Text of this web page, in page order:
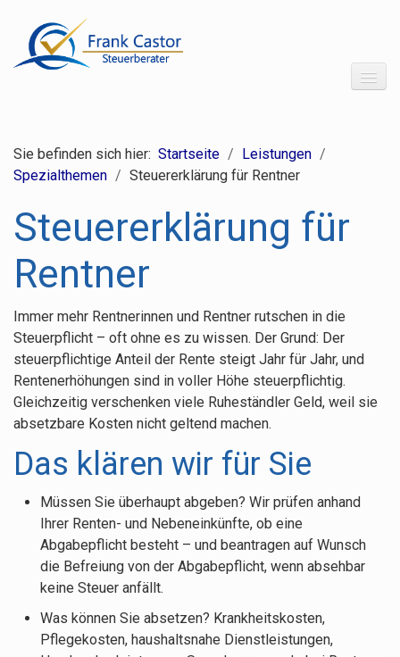
Über uns
Leistungsübersicht
Finanzbuchhaltung
Lohnbuchhaltung
Jahresabschluss
Steuererklärungen
Gestaltungsberatung
Betriebswirtschaftliche Beratung
English
Spezialthemen
Steuerberatung für Vereine
Photovoltaik
Steuererklärung für Rentner
Onlinehandel
Sie befinden sich hier: Startseite / Leistungen /
Spezialthemen / Steuererklärung für Rentner
Steuererklärung für
Rentner
Immer mehr Rentnerinnen und Rentner rutschen in die
Steuerpflicht – oft ohne es zu wissen. Der Grund: Der
steuerpflichtige Anteil der Rente steigt Jahr für Jahr, und
Rentenerhöhungen sind in voller Höhe steuerpflichtig.
Gleichzeitig verschenken viele Ruheständler Geld, weil sie
absetzbare Kosten nicht geltend machen.
Das klären wir für Sie
Müssen Sie überhaupt abgeben? Wir prüfen anhand
Ihrer Renten- und Nebeneinkünfte, ob eine
Abgabepflicht besteht – und beantragen auf Wunsch
die Befreiung von der Abgabepflicht, wenn absehbar
keine Steuer anfällt.
Was können Sie absetzen? Krankheitskosten,
Pflegekosten, haushaltsnahe Dienstleistungen,